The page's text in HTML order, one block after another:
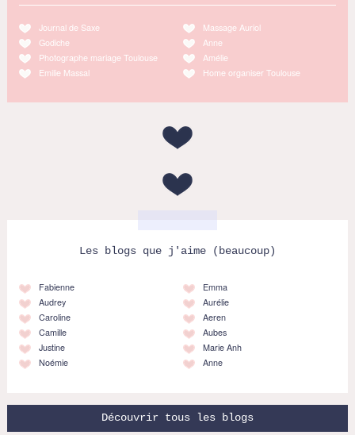
Journal de Saxe
Godiche
Photographe mariage Toulouse
Emilie Massal
Massage Auriol
Anne
Amélie
Home organiser Toulouse
Les blogs que j'aime (beaucoup)
Fabienne
Audrey
Caroline
Camille
Justine
Noémie
Emma
Aurélie
Aeren
Aubes
Marie Anh
Anne
Découvrir tous les blogs